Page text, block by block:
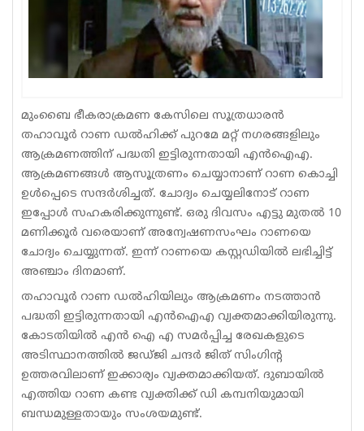
മുംബൈ ഭീകരാക്രമണ കേസിലെ സൂത്രധാരന്‍
തഹാവൂര്‍ റാണ ഡല്‍ഹിക്ക് പുറമേ മറ്റ് നഗരങ്ങളിലും
ആക്രമണത്തിന് പദ്ധതി ഇട്ടിരുന്നതായി എന്‍ഐഎ.
ആക്രമണങ്ങള്‍ ആസൂത്രണം ചെയ്യാനാണ് റാണ കൊച്ചി
ഉള്‍പ്പെടെ സന്ദര്‍ശിച്ചത്. ചോദ്യം ചെയ്യലിനോട് റാണ
ഇപ്പോള്‍ സഹകരിക്കുന്നുണ്ട്. ഒരു ദിവസം എട്ടു മുതല്‍ 10
മണിക്കൂര്‍ വരെയാണ് അന്വേഷണസംഘം റാണയെ
ചോദ്യം ചെയ്യുന്നത്. ഇന്ന് റാണയെ കസ്റ്റഡിയില്‍ ലഭിച്ചിട്ട്
അഞ്ചാം ദിനമാണ്.
തഹാവൂര്‍ റാണ ഡല്‍ഹിയിലും ആക്രമണം നടത്താന്‍
പദ്ധതി ഇട്ടിരുന്നതായി എന്‍ഐഎ വ്യക്തമാക്കിയിരുന്നു.
കോടതിയില്‍ എന്‍ ഐ എ സമര്‍പ്പിച്ച രേഖകളുടെ
അടിസ്ഥാനത്തില്‍ ജഡ്ജി ചന്ദര്‍ ജിത് സിംഗിന്റ
ഉത്തരവിലാണ് ഇക്കാര്യം വ്യക്തമാക്കിയത്. ദുബായില്‍
എത്തിയ റാണ കണ്ട വ്യക്തിക്ക് ഡി കമ്പനിയുമായി
ബന്ധമുള്ളതായും സംശയമുണ്ട്.